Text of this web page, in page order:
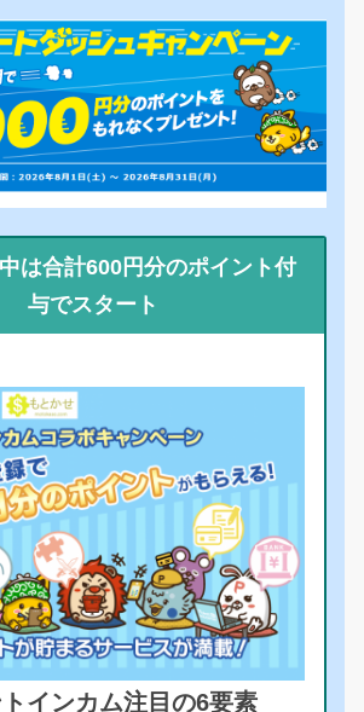
は合計600円分のポイント付
与でスタート
インカム注目の6要素